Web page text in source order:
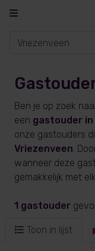
Ben je op zoek
een gastouder in
onze gastouders
Vriezenveen.
wanneer deze
gemakkelijk met
1 gastouder
Toon in lijst